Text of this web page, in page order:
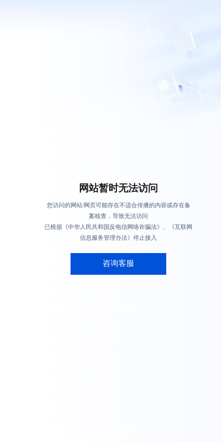
网站暂时无法访问
您访问的网站/网页可能存在不适合传播的内容或存在备
案核查，导致无法访问
已根据《中华人民共和国反电信网络诈骗法》、《互联网
信息服务管理办法》停止接入
咨询客服